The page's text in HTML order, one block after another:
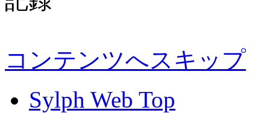
コンテンツへスキップ
Sylph Web Top